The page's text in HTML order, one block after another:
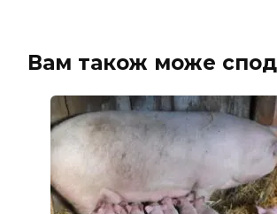
Вам також може